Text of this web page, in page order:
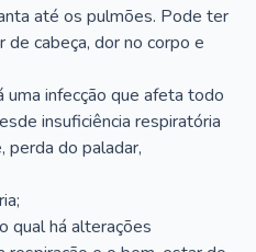
até os pulmões. Pode ter
cabeça, dor no corpo e
uma infecção que afeta todo
insuficiência respiratória
perda do paladar,
qual há alterações